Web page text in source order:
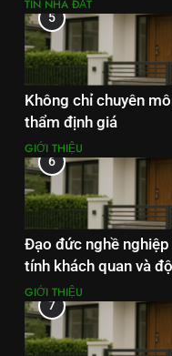
TIN NHÀ ĐẤT
5
Không chỉ chuyên
thẩm định giá
GIỚI THIỆU
6
Đạo đức nghề
tính khách quan và
GIỚI THIỆU
7